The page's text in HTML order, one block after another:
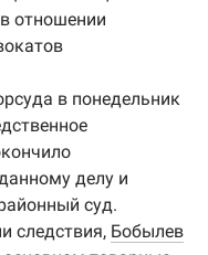
отношении
в понедельник
делу и
суд.
следствия, Бобылев